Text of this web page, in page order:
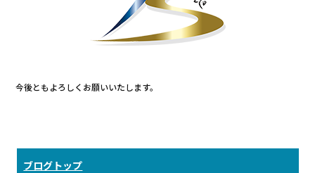
今後ともよろしくお願いいたします。
ブログトップ